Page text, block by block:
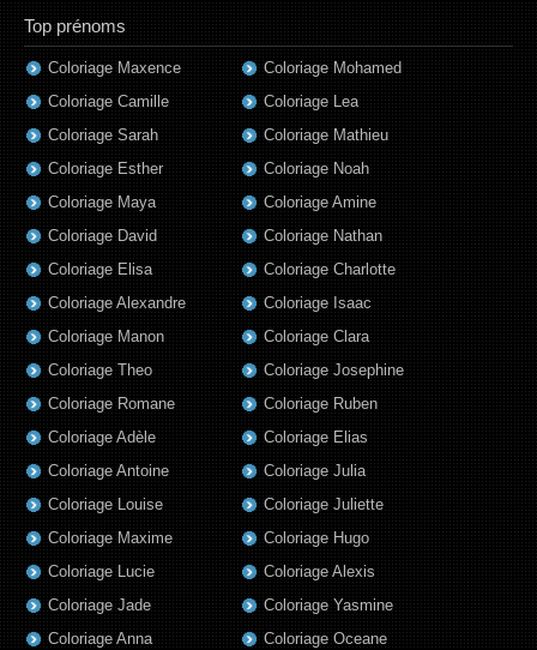
Top prénoms
Coloriage Maxence
Coloriage Camille
Coloriage Sarah
Coloriage Esther
Coloriage Maya
Coloriage David
Coloriage Elisa
Coloriage Alexandre
Coloriage Manon
Coloriage Theo
Coloriage Romane
Coloriage Adèle
Coloriage Antoine
Coloriage Louise
Coloriage Maxime
Coloriage Lucie
Coloriage Jade
Coloriage Anna
Coloriage Mohamed
Coloriage Lea
Coloriage Mathieu
Coloriage Noah
Coloriage Amine
Coloriage Nathan
Coloriage Charlotte
Coloriage Isaac
Coloriage Clara
Coloriage Josephine
Coloriage Ruben
Coloriage Elias
Coloriage Julia
Coloriage Juliette
Coloriage Hugo
Coloriage Alexis
Coloriage Yasmine
Coloriage Oceane